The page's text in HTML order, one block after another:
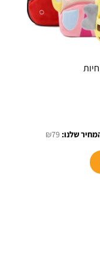
₪79 המחיר
זה